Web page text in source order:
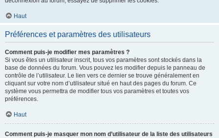
Haut
Préférences et paramètres des utilisateurs
Comment puis-je modifier mes paramètres ?
Si vous êtes un utilisateur inscrit, tous vos paramètres sont stockés dans la
base de données du forum. Vous pouvez les modifier depuis le panneau de
contrôle de l’utilisateur. Le lien vers ce dernier se trouve généralement en
cliquant sur votre nom d’utilisateur situé en haut des pages du forum. Ce
système vous permettra de modifier tous vos paramètres et toutes vos
préférences.
Haut
Comment puis-je masquer mon nom d’utilisateur de la liste des utilisateurs